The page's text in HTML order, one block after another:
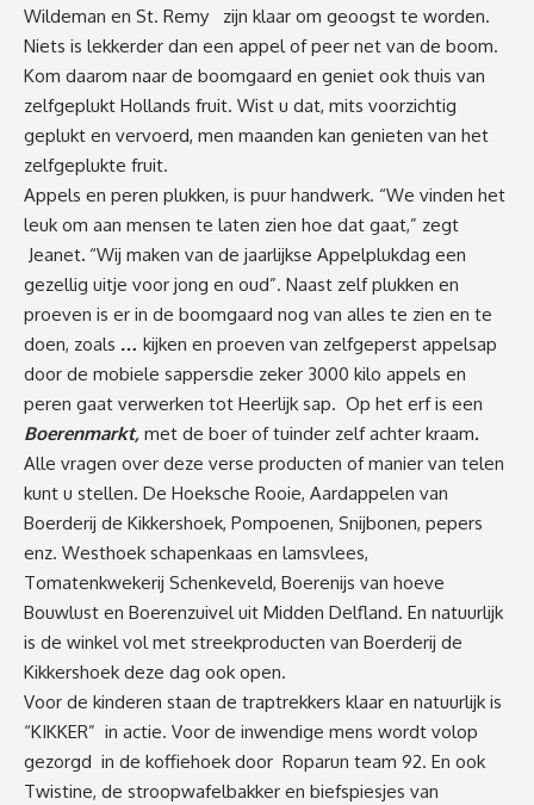
Wildeman en St. Remy zijn klaar om geoogst te worden.
Niets is lekkerder dan een appel of peer net van de boom.
Kom daarom naar de boomgaard en geniet ook thuis van
zelfgeplukt Hollands fruit. Wist u dat, mits voorzichtig
geplukt en vervoerd, men maanden kan genieten van het
zelfgeplukte fruit.
Appels en peren plukken, is puur handwerk. “We vinden het
leuk om aan mensen te laten zien hoe dat gaat,” zegt
Jeanet. “Wij maken van de jaarlijkse Appelplukdag een
gezellig uitje voor jong en oud”. Naast zelf plukken en
proeven is er in de boomgaard nog van alles te zien en te
doen, zoals … kijken en proeven van zelfgeperst appelsap
door de mobiele sappersdie zeker 3000 kilo appels en
peren gaat verwerken tot Heerlijk sap. Op het erf is een
Boerenmarkt, met de boer of tuinder zelf achter kraam.
Alle vragen over deze verse producten of manier van telen
kunt u stellen. De Hoeksche Rooie, Aardappelen van
Boerderij de Kikkershoek, Pompoenen, Snijbonen, pepers
enz. Westhoek schapenkaas en lamsvlees,
Tomatenkwekerij Schenkeveld, Boerenijs van hoeve
Bouwlust en Boerenzuivel uit Midden Delfland. En natuurlijk
is de winkel vol met streekproducten van Boerderij de
Kikkershoek deze dag ook open.
Voor de kinderen staan de traptrekkers klaar en natuurlijk is
“KIKKER” in actie. Voor de inwendige mens wordt volop
gezorgd in de koffiehoek door Roparun team 92. En ook
Twistine, de stroopwafelbakker en biefspiesjes van